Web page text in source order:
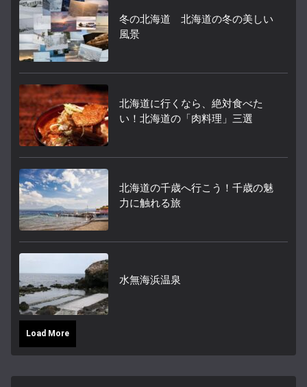
冬の北海道 北海道の冬の美しい
風景
北海道に行くなら、絶対食べた
い！北海道の「肉料理」三選
北海道の千歳へ行こう！千歳の魅
力に触れる旅
水無海浜温泉
Load More